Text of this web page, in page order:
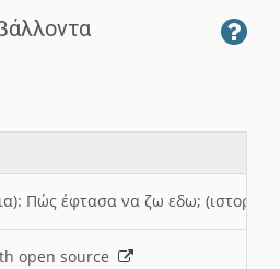
Πώς έφτασα να ζω εδω; (ιστορια)
open source